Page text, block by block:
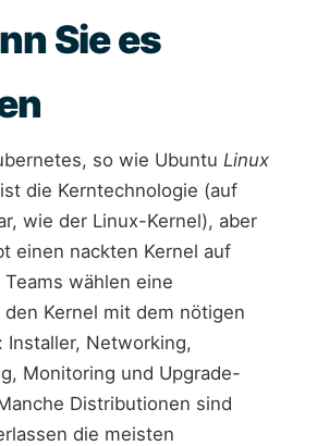
Sie es
so wie Ubuntu Linux
die Kerntechnologie (auf
wie der Linux-Kernel), aber
einen nackten Kernel auf
wählen eine
den Kernel mit dem nötigen
Installer, Networking,
Monitoring und Upgrade-
Distributionen sind
die meisten